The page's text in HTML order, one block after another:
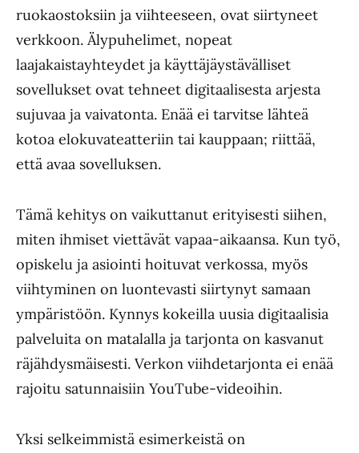
ruokaostoksiin ja viihteeseen, ovat siirtyneet
verkkoon. Älypuhelimet, nopeat
laajakaistayhteydet ja käyttäjäystävälliset
sovellukset ovat tehneet digitaalisesta arjesta
sujuvaa ja vaivatonta. Enää ei tarvitse lähteä
kotoa elokuvateatteriin tai kauppaan; riittää,
että avaa sovelluksen.
Tämä kehitys on vaikuttanut erityisesti siihen,
miten ihmiset viettävät vapaa-aikaansa. Kun työ,
opiskelu ja asiointi hoituvat verkossa, myös
viihtyminen on luontevasti siirtynyt samaan
ympäristöön. Kynnys kokeilla uusia digitaalisia
palveluita on matalalla ja tarjonta on kasvanut
räjähdysmäisesti. Verkon viihdetarjonta ei enää
rajoitu satunnaisiin YouTube-videoihin.
Yksi selkeimmistä esimerkeistä on